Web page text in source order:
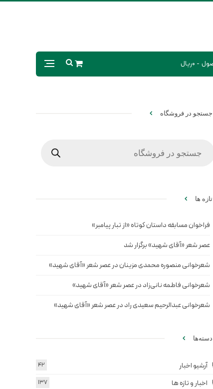
0ریال
جستجو در فروشگاه
تازه ها
فراخوان مسابقه داستان کوتاه «از تبار پیامبر»
عصر شعر «آقای شهید» برگزار شد
شعرخوانی منصوره محمدی مزینان در عصر شعر «آقای شهید»
شعرخوانی فاطمه نانی‌زاد در عصر شعر «آقای شهید»
شعرخوانی عبدالرحیم سعیدی راد در عصر شعر «آقای شهید»
دسته‌ها
آرشیو اخبار 42
اخبار و تازه ها 137